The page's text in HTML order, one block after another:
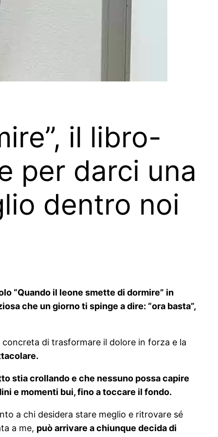
il libro-
per darci una
dentro noi
“Quando il leone smette di dormire” in
che un giorno ti spinge a dire: “ora basta”,
di trasformare il dolore in forza e la
stia crollando e che nessuno possa capire
e momenti bui, fino a toccare il fondo.
a chi desidera stare meglio e ritrovare sé
a me, può arrivare a chiunque decida di